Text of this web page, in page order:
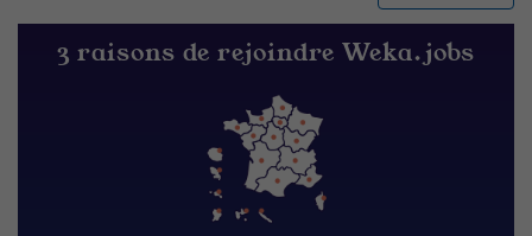
3 raisons de rejoindre Weka.jobs